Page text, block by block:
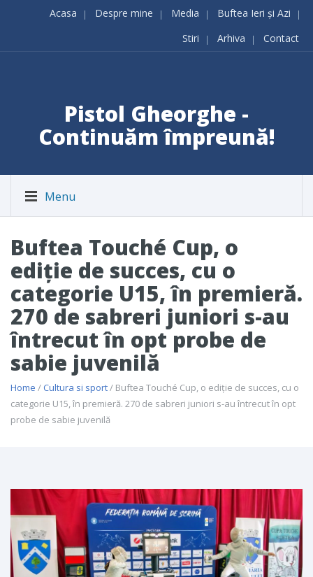
Acasa Despre mine Media
Buftea Ieri și Azi
Stiri
Arhiva Contact
Pistol Gheorghe -
Continuăm împreună!
Menu
Buftea Touché Cup, o
ediţie de succes, cu o
categorie U15, în premieră.
270 de sabreri juniori s-au
întrecut în opt probe de
sabie juvenilă
Home / Cultura si sport/ Buftea Touché Cup, o ediţie de succes, cu o
categorie U15, în premieră. 270 de sabreri juniori s-au întrecut în opt
probe de sabie juvenilă